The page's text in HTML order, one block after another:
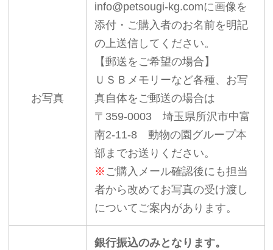
お写真
info@petsougi-kg.comに画像を
添付・ご購入者のお名前を明記
の上送信してください。
【郵送をご希望の場合】
ＵＳＢメモリーなど各種、お写
真自体をご郵送の場合は
〒359-0003 埼玉県所沢市中富
南2-11-8 動物の園グループ本
部までお送りください。
※ ご購入メール確認後にも担当
者から改めてお写真の受け渡し
についてご案内があります。
銀行振込のみとなります。